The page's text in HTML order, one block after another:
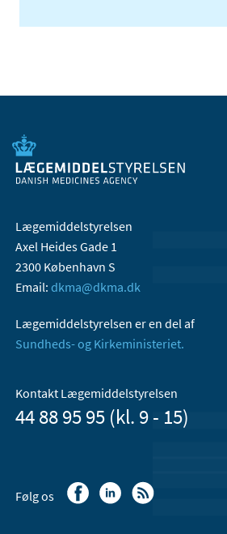
Lægemiddelstyrelsen
Axel Heides Gade 1
2300 København S
Email: dkma@dkma.dk
Lægemiddelstyrelsen er en del af
Sundheds- og Kirkeministeriet.
Kontakt Lægemiddelstyrelsen
44 88 95 95 (kl. 9 - 15)
Følg os